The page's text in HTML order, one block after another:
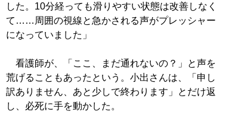
した。10分経っても滑りやすい状態は改善しなく
て……周囲の視線と急かされる声がプレッシャー
になっていました」
看護師が、「ここ、まだ通れないの？」と声を
荒げることもあったという。小出さんは、「申し
訳ありません、あと少しで終わります」とだけ返
し、必死に手を動かした。